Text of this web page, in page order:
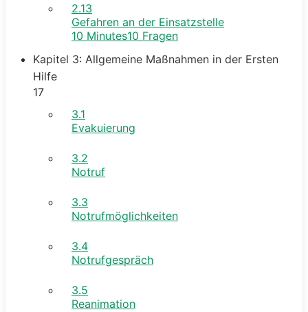
2.13
Gefahren an der Einsatzstelle
10 Minutes10 Fragen
Kapitel 3: Allgemeine Maßnahmen in der Ersten
Hilfe
17
3.1
Evakuierung
3.2
Notruf
3.3
Notrufmöglichkeiten
3.4
Notrufgespräch
3.5
Reanimation